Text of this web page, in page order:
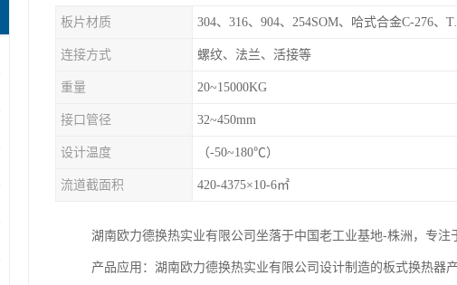
板片材质 304、316
连接方式 螺纹、法兰、活接等
重量 20~15000KG
接口管径 32~450mm
设计温度 （-50~180℃）
流道截面积 420-4375×10-6㎡
湖南欧力德换热实业有限公司坐落于中国老工业基地-株洲，专注
产品应用：湖南欧力德换热实业有限公司设计制造的板式换热器